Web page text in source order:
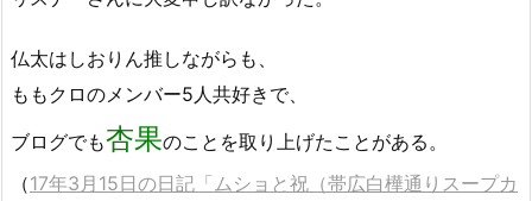
仏太はしおりん推しながらも、
ももクロのメンバー5人共好きで、
ブログでも杏果のことを取り上げたことがある。
（17年3月15日の日記「ムショと祝（帯広白樺通りスープカ